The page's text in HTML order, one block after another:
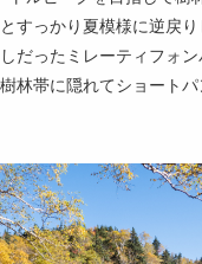
すっかり夏模様に逆戻
だったミレーティフォ
林帯に隠れてショートパ